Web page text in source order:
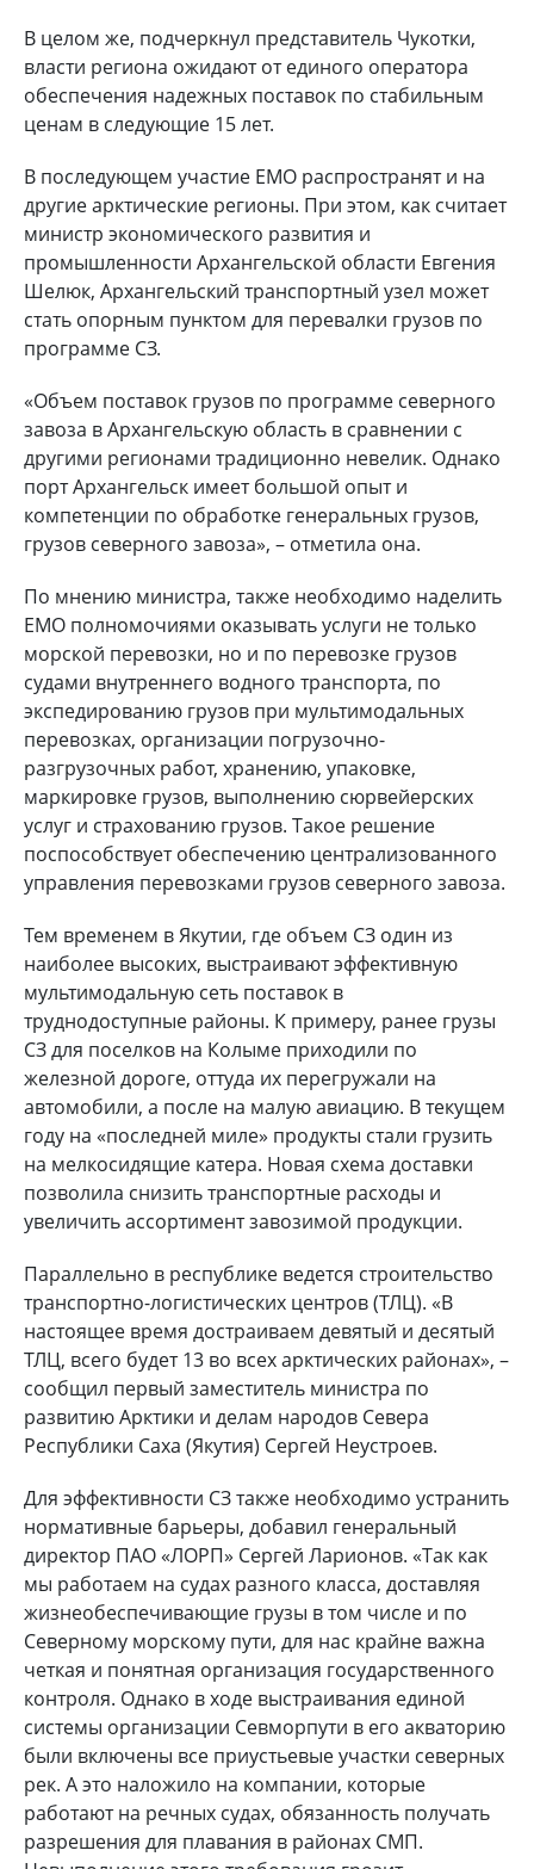
В целом же, подчеркнул представитель Чукотки,
власти региона ожидают от единого оператора
обеспечения надежных поставок по стабильным
ценам в следующие 15 лет.
В последующем участие ЕМО распространят и на
другие арктические регионы. При этом, как считает
министр экономического развития и
промышленности Архангельской области Евгения
Шелюк, Архангельский транспортный узел может
стать опорным пунктом для перевалки грузов по
программе СЗ.
«Объем поставок грузов по программе северного
завоза в Архангельскую область в сравнении с
другими регионами традиционно невелик. Однако
порт Архангельск имеет большой опыт и
компетенции по обработке генеральных грузов,
грузов северного завоза», – отметила она.
По мнению министра, также необходимо наделить
ЕМО полномочиями оказывать услуги не только
морской перевозки, но и по перевозке грузов
судами внутреннего водного транспорта, по
экспедированию грузов при мультимодальных
перевозках, организации погрузочно-
разгрузочных работ, хранению, упаковке,
маркировке грузов, выполнению сюрвейерских
услуг и страхованию грузов. Такое решение
поспособствует обеспечению централизованного
управления перевозками грузов северного завоза.
Тем временем в Якутии, где объем СЗ один из
наиболее высоких, выстраивают эффективную
мультимодальную сеть поставок в
труднодоступные районы. К примеру, ранее грузы
СЗ для поселков на Колыме приходили по
железной дороге, оттуда их перегружали на
автомобили, а после на малую авиацию. В текущем
году на «последней миле» продукты стали грузить
на мелкосидящие катера. Новая схема доставки
позволила снизить транспортные расходы и
увеличить ассортимент завозимой продукции.
Параллельно в республике ведется строительство
транспортно-логистических центров (ТЛЦ). «В
настоящее время достраиваем девятый и десятый
ТЛЦ, всего будет 13 во всех арктических районах», –
сообщил первый заместитель министра по
развитию Арктики и делам народов Севера
Республики Саха (Якутия) Сергей Неустроев.
Для эффективности СЗ также необходимо устранить
нормативные барьеры, добавил генеральный
директор ПАО «ЛОРП» Сергей Ларионов. «Так как
мы работаем на судах разного класса, доставляя
жизнеобеспечивающие грузы в том числе и по
Северному морскому пути, для нас крайне важна
четкая и понятная организация государственного
контроля. Однако в ходе выстраивания единой
системы организации Севморпути в его акваторию
были включены все приустьевые участки северных
рек. А это наложило на компании, которые
работают на речных судах, обязанность получать
разрешения для плавания в районах СМП.